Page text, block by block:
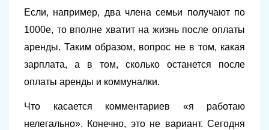
Если, например, два члена семьи получают по
1000е, то вполне хватит на жизнь после оплаты
аренды. Таким образом, вопрос не в том, какая
зарплата, а в том, сколько останется после
оплаты аренды и коммуналки.
Что касается комментариев «я работаю
нелегально». Конечно, это не вариант. Сегодня